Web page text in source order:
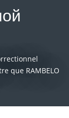
que RAMBELO